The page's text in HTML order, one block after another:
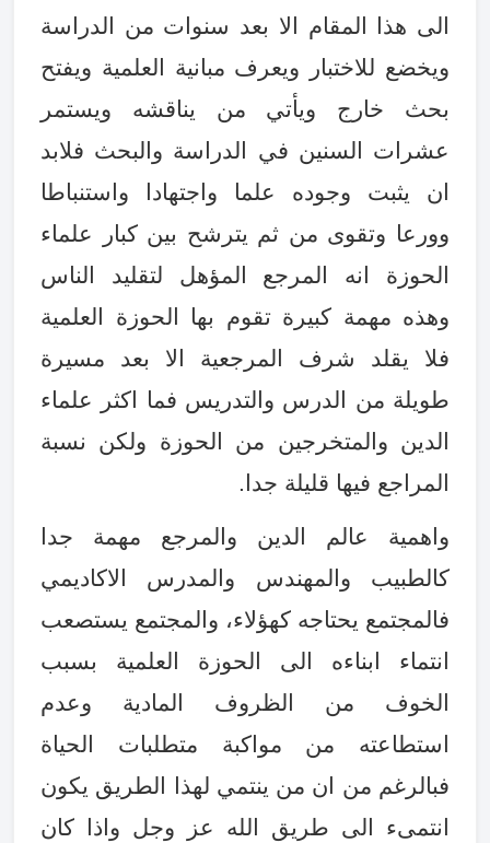
الى هذا المقام الا بعد سنوات من الدراسة
ويخضع للاختبار ويعرف مبانية العلمية ويفتح
بحث خارج ويأتي من يناقشه ويستمر
عشرات السنين في الدراسة والبحث فلابد
ان يثبت وجوده علما واجتهادا واستنباطا
وورعا وتقوى من ثم يترشح بين كبار علماء
الحوزة انه المرجع المؤهل لتقليد الناس
وهذه مهمة كبيرة تقوم بها الحوزة العلمية
فلا يقلد شرف المرجعية الا بعد مسيرة
طويلة من الدرس والتدريس فما اكثر علماء
الدين والمتخرجين من الحوزة ولكن نسبة
المراجع فيها قليلة جدا .
واهمية عالم الدين والمرجع مهمة جدا
كالطبيب والمهندس والمدرس الاكاديمي
فالمجتمع يحتاجه كهؤلاء، والمجتمع يستصعب
انتماء ابناءه الى الحوزة العلمية بسبب
الخوف من الظروف المادية وعدم
استطاعته من مواكبة متطلبات الحياة
فبالرغم من ان من ينتمي لهذا الطريق يكون
انتمىء الى طريق الله عز وجل واذا كان